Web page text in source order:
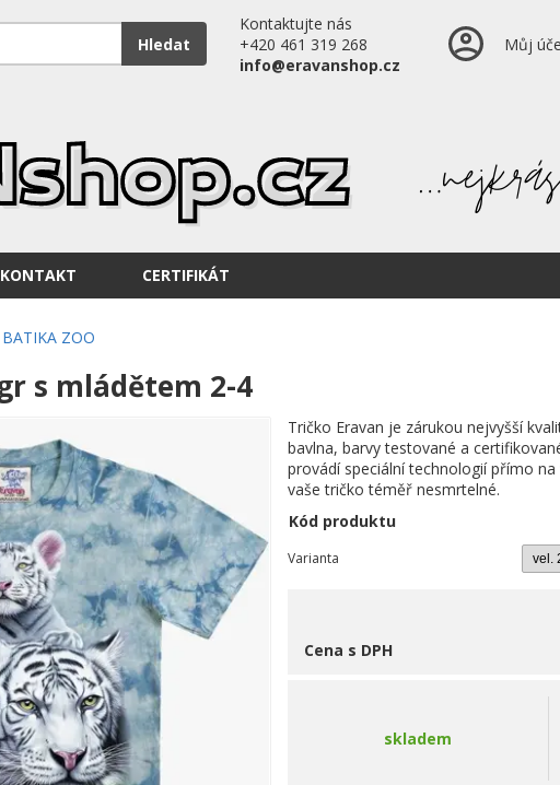
Hledat
Kontaktujte nás
+420 461 319 268
info@eravanshop.cz
Můj
KONTAKT CERTIFIKÁT
ZOO
s mládětem 2-4
Tričko Eravan je zárukou nejvyšší
bavlna, barvy testované a
provádí speciální technologií přímo
vaše tričko téměř nesmrtelné.
Kód produktu
Varianta
Cena s DPH
skladem